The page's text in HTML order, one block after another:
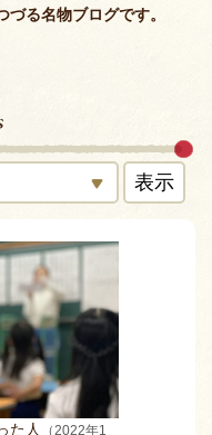
る名物ブログです。
表示
た人
（2022年1